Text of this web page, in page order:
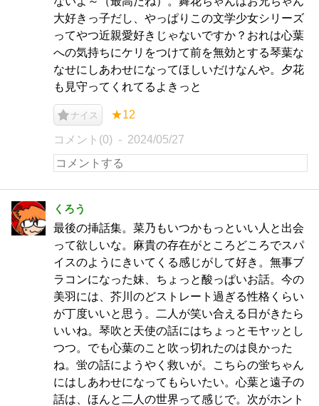
大好きっ子だし、やっぱりこの文学少女シリーズ
ってやつ近親愛好きじゃないですか？おれは心葉
への気持ちにケリをつけて前を無効とする琴葉な
なせにしあわせになってほしいだけなんや。夕花
も見守ってくれてるよきっと
ナイス ★12
コメント(0) 2024/05/27
くろう
最後の挿話集。菜乃もいつかもっといい人と出会
って欲しいな。麻貴の存在がところどころでスパ
イスのようにきいてくる感じがして好き。無事ブ
ラコンになった妹、ちょっと酸っぱいお話。今の
美羽には、芥川のどストレート過ぎる性格くらい
が丁度いいと思う。二人が笑い合える日がきたら
いいね。琴吹と天使の話にはちょっとモヤッとし
つつ。でも心葉のこと吹っ切れたのは良かった
ね。蛍の話にようやく救いが。こちらの蛍ちゃん
にはしあわせになってもらいたい。心葉と遠子の
話は、ほんと二人の世界って感じで。次がホント